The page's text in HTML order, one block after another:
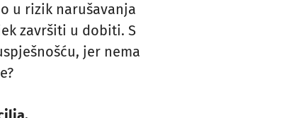
u rizik narušavanja
završiti u dobiti. S
jer nema